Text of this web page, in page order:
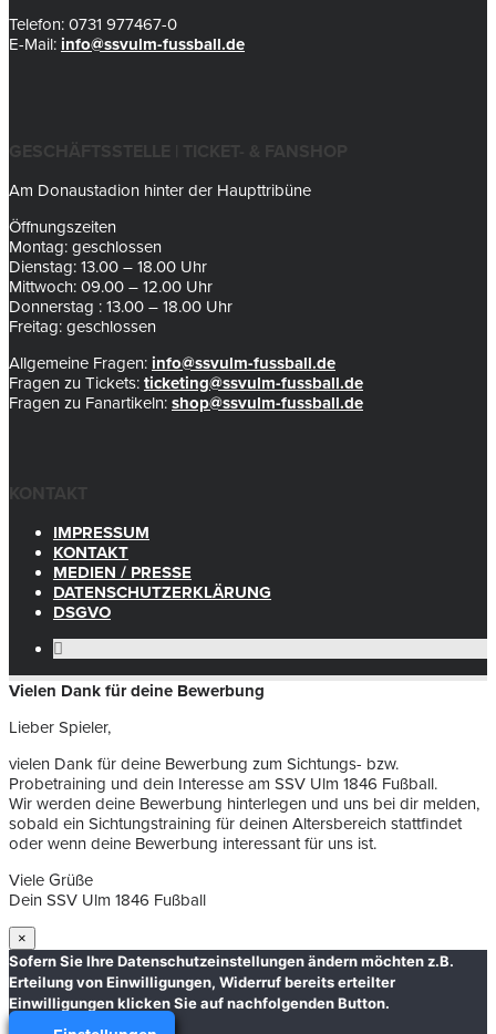
Telefon: 0731 977467-0
E-Mail: info@ssvulm-fussball.de
GESCHÄFTSSTELLE | TICKET- & FANSHOP
Am Donaustadion hinter der Haupttribüne
Öffnungszeiten
Montag: geschlossen
Dienstag: 13.00 – 18.00 Uhr
Mittwoch: 09.00 – 12.00 Uhr
Donnerstag : 13.00 – 18.00 Uhr
Freitag: geschlossen
Allgemeine Fragen: info@ssvulm-fussball.de
Fragen zu Tickets: ticketing@ssvulm-fussball.de
Fragen zu Fanartikeln: shop@ssvulm-fussball.de
KONTAKT
IMPRESSUM
KONTAKT
MEDIEN / PRESSE
DATENSCHUTZERKLÄRUNG
DSGVO
Vielen Dank für deine Bewerbung
Lieber Spieler,
vielen Dank für deine Bewerbung zum Sichtungs- bzw.
Probetraining und dein Interesse am SSV Ulm 1846 Fußball.
Wir werden deine Bewerbung hinterlegen und uns bei dir melden,
sobald ein Sichtungstraining für deinen Altersbereich stattfindet
oder wenn deine Bewerbung interessant für uns ist.
Viele Grüße
Dein SSV Ulm 1846 Fußball
×
Sofern Sie Ihre Datenschutzeinstellungen ändern möchten z.B.
Erteilung von Einwilligungen, Widerruf bereits erteilter
Einwilligungen klicken Sie auf nachfolgenden Button.